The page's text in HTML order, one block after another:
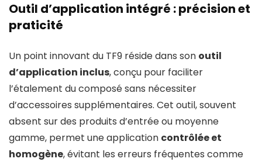
Outil d’application intégré : précision et
praticité
Un point innovant du TF9 réside dans son outil
d’application inclus, conçu pour faciliter
l’étalement du composé sans nécessiter
d’accessoires supplémentaires. Cet outil, souvent
absent sur des produits d’entrée ou moyenne
gamme, permet une application contrôlée et
homogène, évitant les erreurs fréquentes comme